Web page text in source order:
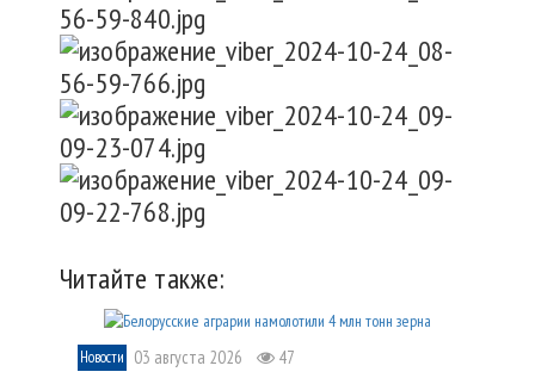
Читайте также:
Новости 03 августа 2026 47